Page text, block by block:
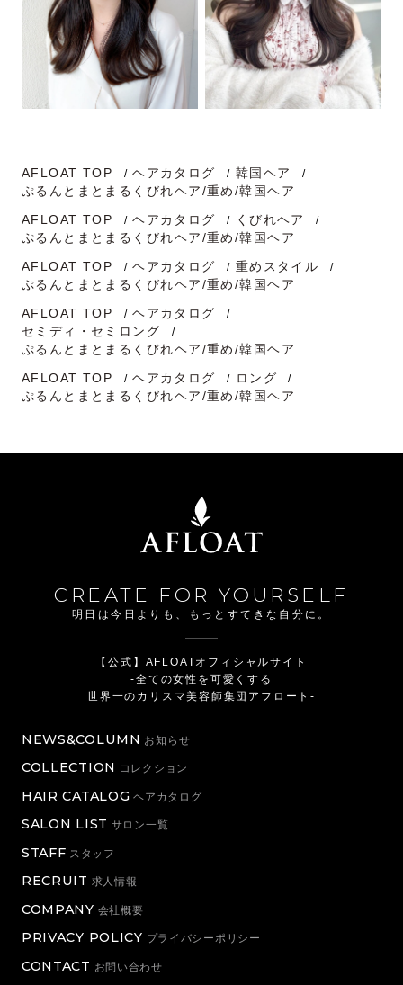
AFLOAT TOP ヘアカタログ
韓国ヘア
ぷるんとまとまるくびれヘア/重め/韓国ヘア
AFLOAT TOP
ヘアカタログ
くびれヘア
ぷるんとまとまるくびれヘア/重め/韓国ヘア
AFLOAT TOP
ヘアカタログ
重めスタイル
ぷるんとまとまるくびれヘア/重め/韓国ヘア
AFLOAT TOP
ヘアカタログ
セミディ・セミロング
ぷるんとまとまるくびれヘア/重め/韓国ヘア
AFLOAT TOP
ヘアカタログ
ロング
ぷるんとまとまるくびれヘア/重め/韓国ヘア
CREATE FOR YOURSELF
明日は今日よりも、もっとすてきな自分に。
【公式】AFLOATオフィシャルサイト
-全ての女性を可愛くする
世界一のカリスマ美容師集団アフロート-
NEWS&COLUMN お知らせ
COLLECTION コレクション
HAIR CATALOG ヘアカタログ
SALON LIST サロン一覧
STAFF スタッフ
RECRUIT 求人情報
COMPANY 会社概要
PRIVACY POLICY プライバシーポリシー
CONTACT お問い合わせ